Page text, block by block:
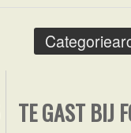
TE GAST BIJ